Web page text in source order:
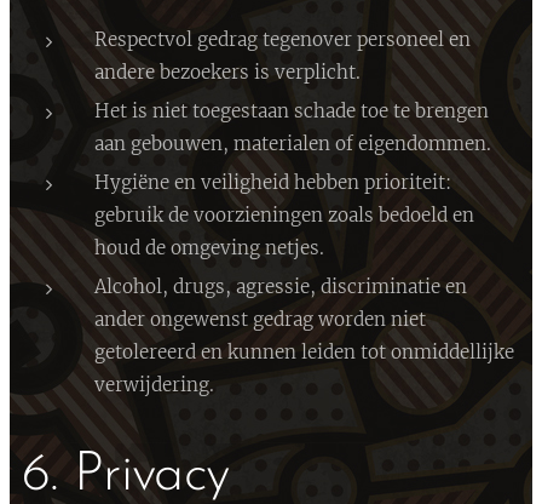
Respectvol gedrag tegenover personeel en
andere bezoekers is verplicht.
Het is niet toegestaan schade toe te brengen
aan gebouwen, materialen of eigendommen.
Hygiëne en veiligheid hebben prioriteit:
gebruik de voorzieningen zoals bedoeld en
houd de omgeving netjes.
Alcohol, drugs, agressie, discriminatie en
ander ongewenst gedrag worden niet
getolereerd en kunnen leiden tot onmiddellijke
verwijdering.
6. Privacy